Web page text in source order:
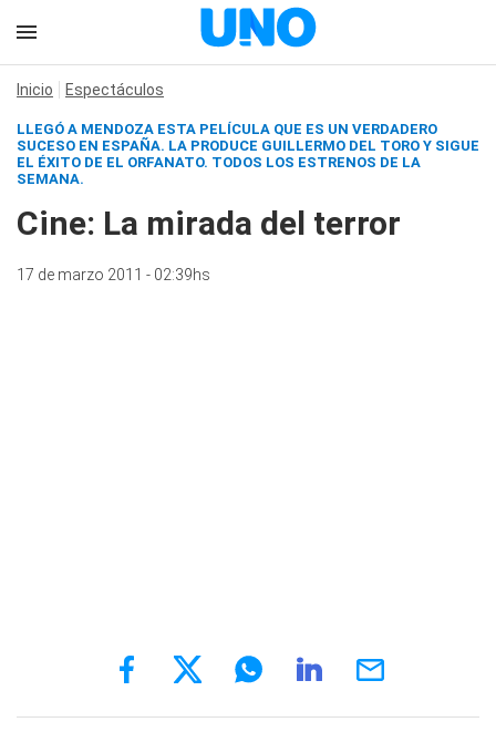
Inicio Espectáculos
LLEGÓ A MENDOZA ESTA PELÍCULA QUE ES UN VERDADERO
SUCESO EN ESPAÑA. LA PRODUCE GUILLERMO DEL TORO Y SIGUE
EL ÉXITO DE EL ORFANATO. TODOS LOS ESTRENOS DE LA
SEMANA.
Cine: La mirada del terror
17 de marzo 2011 - 02:39hs